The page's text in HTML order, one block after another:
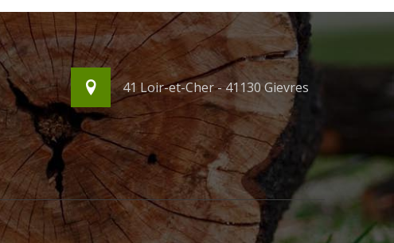
41 Loir-et-Cher - 41130 Gievres